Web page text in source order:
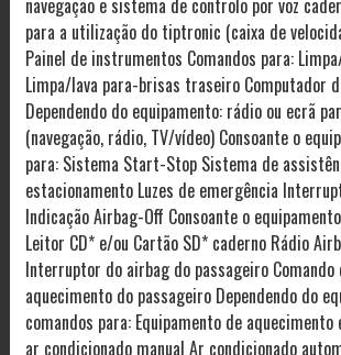
navegação e sistema de controlo por voz
para a utilização do tiptronic (caixa de
Painel de instrumentos Comandos para:
Limpa/lava para-brisas traseiro Computador
Dependendo do equipamento: rádio ou ecrã
(navegação, rádio, TV/vídeo) Consoante o
para: Sistema Start-Stop Sistema de
estacionamento Luzes de emergência
Indicação Airbag-Off Consoante o
Leitor CD* e/ou Cartão SD* caderno Rádio
Interruptor do airbag do passageiro Comando
aquecimento do passageiro Dependendo do
comandos para: Equipamento de aquecimento
ar condicionado manual Ar condicionado